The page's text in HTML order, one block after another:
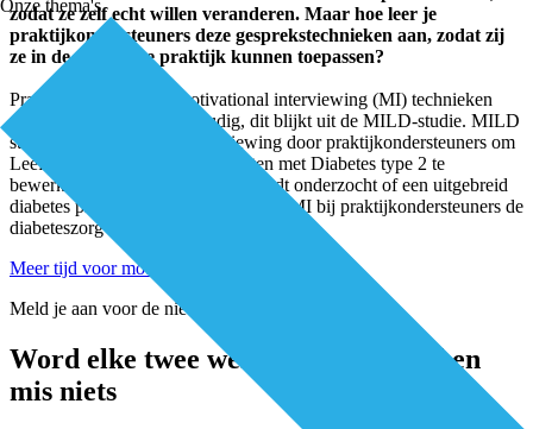
Onze thema's
zodat ze zelf echt willen veranderen. Maar hoe leer je
praktijkondersteuners deze gesprekstech­nieken aan, zodat zij
ze in de dagelijkse praktijk kunnen toepassen?
Praktijkondersteuners motivational interviewing (MI) technieken
aanleren is niet heel eenvoudig, dit blijkt uit de MILD-studie. MILD
staat voor Motivational Interviewing door praktijkondersteuners om
Leefstijlveranderingen bij patiënten met Diabetes type 2 te
bewerkstelligen. In deze studie wordt onderzocht of een uitgebreid
diabetes programma met de focus op MI bij praktijkondersteuners de
diabeteszorg kan verbeteren.
Meer tijd voor motivational interviewing
Meld je aan voor de nieuwsbrief
Word elke twee weken geïnspireerd en
mis niets